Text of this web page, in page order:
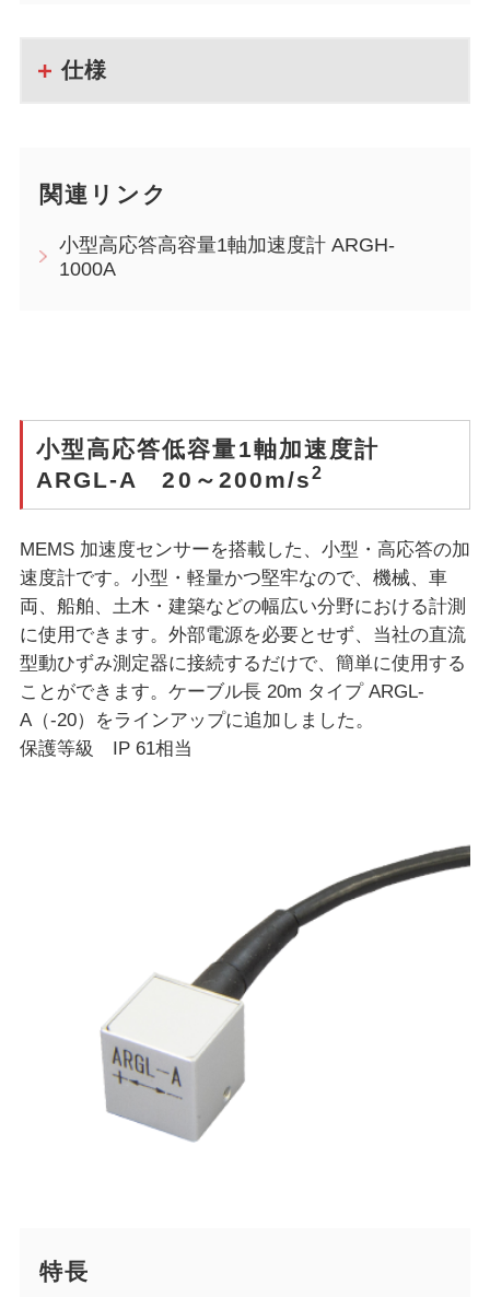
仕様
関連リンク
小型高応答高容量1軸加速度計 ARGH-
1000A
小型高応答低容量1軸加速度計
ARGL-A 20～200m/s2
MEMS 加速度センサーを搭載した、小型・高応答の加
速度計です。小型・軽量かつ堅牢なので、機械、車
両、船舶、土木・建築などの幅広い分野における計測
に使用できます。外部電源を必要とせず、当社の直流
型動ひずみ測定器に接続するだけで、簡単に使用する
ことができます。ケーブル長 20m タイプ ARGL-
A（-20）をラインアップに追加しました。
保護等級 IP 61相当
特長